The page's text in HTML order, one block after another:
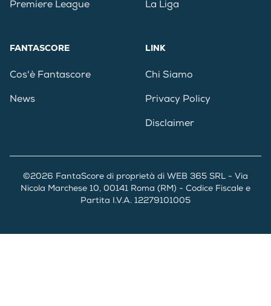
Premiere League La Liga
FANTASCORE
Cos'è Fantascore
News
LINK
Chi Siamo
Privacy Policy
Disclaimer
©2026 FantaScore di proprietà di WEB 365 SRL - Via
Nicola Marchese 10, 00141 Roma (RM) - Codice Fiscale e
Partita I.V.A. 12279101005